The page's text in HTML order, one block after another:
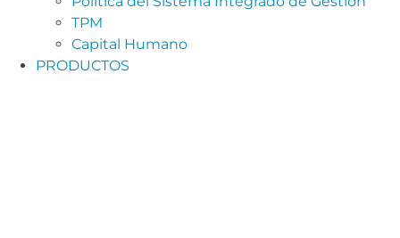
TPM
Capital Humano
PRODUCTOS